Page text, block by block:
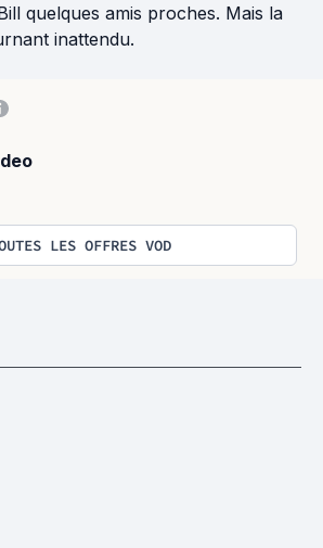
quelques amis proches. Mais la
inattendu.
LES OFFRES VOD